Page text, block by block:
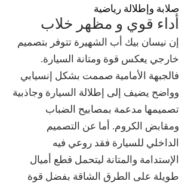
صلابة وإطلالة رياضية
أداء قوي و مظهر خلاب
إن نيسان بيك أب الشهيرة تتوفر بتصميم
خارجي يعكس قوة ومتانة السيارة.
فالجبهة الأمامية صممت بشكل إنسيابي
وواضح يضيف إلى إطلالة السيارة وجاذبية
تصميمها مدعمة بمصابيح الضباب
ومقابض الكروم. أما عن التصميم
الداخلي للسيارة فقد روعي فيه
الإستدامة والمتانة ليتحمل قطع أميال
طويلة على الطرق الشاقة بفضل قوة